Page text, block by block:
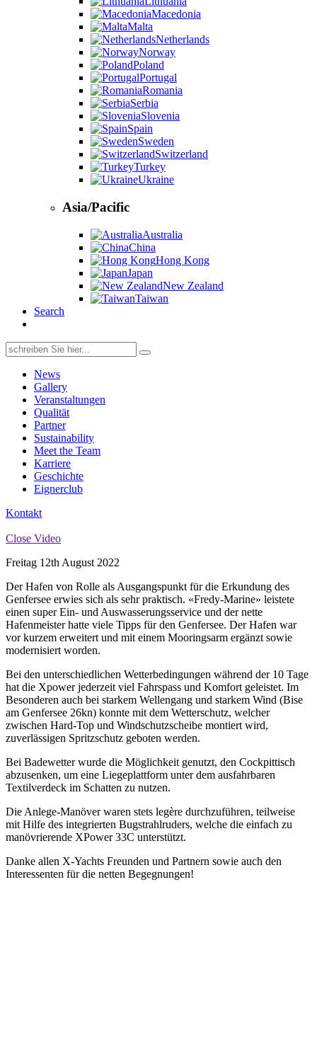
Macedonia
Malta
Netherlands
Norway
Poland
Portugal
Romania
Serbia
Slovenia
Spain
Sweden
Switzerland
Turkey
Ukraine
Asia/Pacific
Australia
China
Hong Kong
Japan
New Zealand
Taiwan
Search
Search
for:
News
Gallery
Veranstaltungen
Qualität
Partner
Sustainability
Meet the Team
Karriere
Geschichte
Eignerclub
Kontakt
Close Video
Freitag 12th August 2022
Der Hafen von Rolle als Ausgangspunkt für die Erkundung des
Genfersee erwies sich als sehr praktisch. «Fredy-Marine» leistete
einen super Ein- und Auswasserungsservice und der nette
Hafenmeister hatte viele Tipps für den Genfersee. Der Hafen war
vor kurzem erweitert und mit einem Mooringsarm ergänzt sowie
modernisiert worden.
Bei den unterschiedlichen Wetterbedingungen während der 10 Tage
hat die Xpower jederzeit viel Fahrspass und Komfort geleistet. Im
Besonderen auch bei starkem Wellengang und starkem Wind (Bise
am Genfersee 26kn) konnte mit dem Wetterschutz, welcher
zwischen Hard-Top und Windschutzscheibe montiert wird,
zuverlässigen Spritzschutz geboten werden.
Bei Badewetter wurde die Möglichkeit genutzt, den Cockpittisch
abzusenken, um eine Liegeplattform unter dem ausfahrbaren
Textilverdeck im Schatten zu nutzen.
Die Anlege-Manöver waren stets legère durchzuführen, teilweise
mit Hilfe des integrierten Bugstrahlruders, welche die einfach zu
manövrierende XPower 33C unterstützt.
Danke allen X-Yachts Freunden und Partnern sowie auch den
Interessenten für die netten Begegnungen!